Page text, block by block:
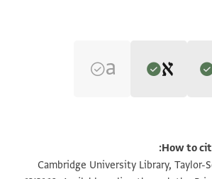
T-S
How to
Cambridge University Library, Taylor-